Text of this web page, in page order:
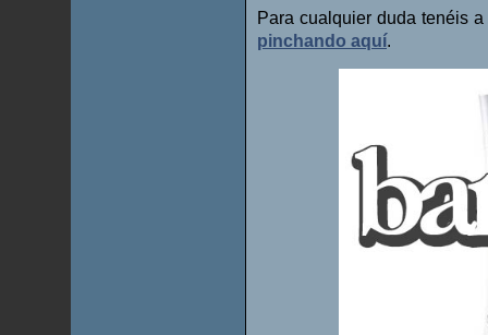
Para cualquier duda tenéis
pinchando aquí.